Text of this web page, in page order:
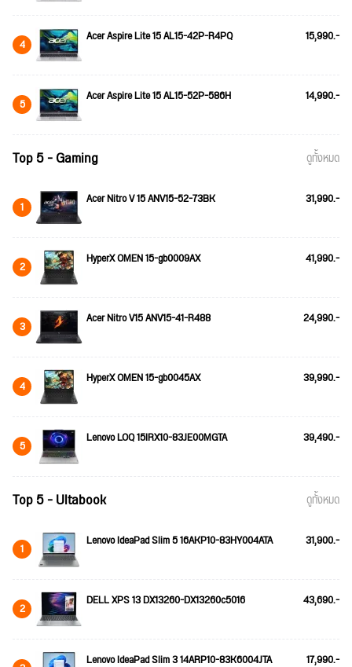
4 Acer Aspire Lite 15 AL15-42P-R4PQ 15,990.-
5 Acer Aspire Lite 15 AL15-52P-586H 14,990.-
Top 5 - Gaming ดูทั้งหมด
1 Acer Nitro V 15 ANV15-52-73BK 31,990.-
2 HyperX OMEN 15-gb0009AX 41,990.-
3 Acer Nitro V15 ANV15-41-R488 24,990.-
4 HyperX OMEN 15-gb0045AX 39,990.-
5 Lenovo LOQ 15IRX10-83JE00MGTA 39,490.-
Top 5 - Ultabook ดูทั้งหมด
1 Lenovo IdeaPad Slim 5 16AKP10-83HY004ATA 31,900.-
2 DELL XPS 13 DX13260-DX13260c5016 43,690.-
Lenovo IdeaPad Slim 3 14ARP10-83K6004JTA 17,990.-